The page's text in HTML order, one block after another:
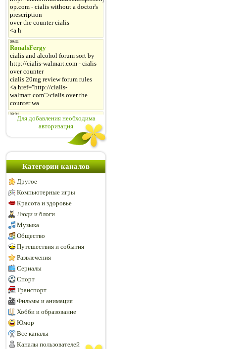
Для добавления необходима
авторизация
Категории каналов
Другое
Компьютерные игры
Красота и здоровье
Люди и блоги
Музыка
Общество
Путешествия и события
Развлечения
Сериалы
Спорт
Транспорт
Фильмы и анимация
Хобби и образование
Юмор
Все каналы
Каналы пользователей